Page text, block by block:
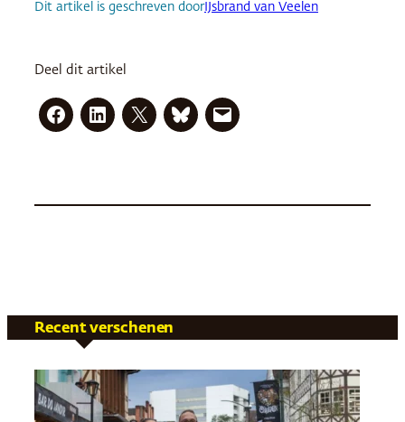
Dit artikel is geschreven doorIJsbrand van Veelen
Deel dit artikel
Recent verschenen